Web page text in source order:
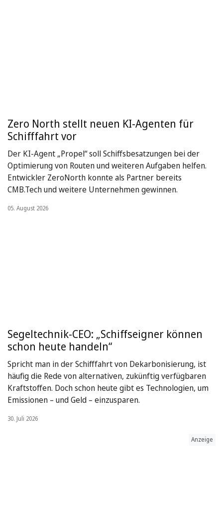
Zero North stellt neuen KI-Agenten für
Schifffahrt vor
Der KI-Agent „Propel“ soll Schiffsbesatzungen bei der
Optimierung von Routen und weiteren Aufgaben helfen.
Entwickler ZeroNorth konnte als Partner bereits
CMB.Tech und weitere Unternehmen gewinnen.
05. August 2026
Segeltechnik-CEO: „Schiffseigner können
schon heute handeln“
Spricht man in der Schifffahrt von Dekarbonisierung, ist
häufig die Rede von alternativen, zukünftig verfügbaren
Kraftstoffen. Doch schon heute gibt es Technologien, um
Emissionen – und Geld – einzusparen.
30. Juli 2026
Anzeige